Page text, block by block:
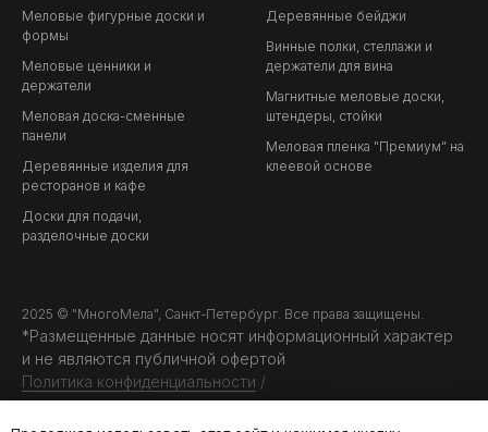
Меловые фигурные доски и
формы
Меловые ценники и
держатели
Меловая доска-сменные
панели
Деревянные изделия для
ресторанов и кафе
Доски для подачи,
разделочные доски
Деревянные бейджи
Винные полки, стеллажи и
держатели для вина
Магнитные меловые доски,
штендеры, стойки
Меловая пленка "Премиум" на
клеевой основе
2025 © "МногоМела", Санкт-Петербург. Все права защищены.
*Размещенные данные носят информационный характер
и не являются публичной офертой
Политика конфиденциальности /